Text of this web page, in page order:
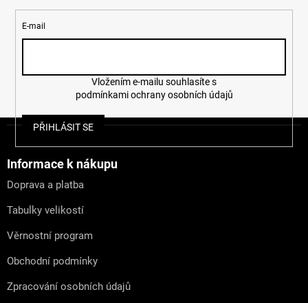
E-mail
podmínkami ochrany osobních údajů
PŘIHLÁSIT SE
Informace k nákupu
Doprava a platba
Tabulky velikostí
Věrnostní program
Obchodní podmínky
Zpracování osobních údajů